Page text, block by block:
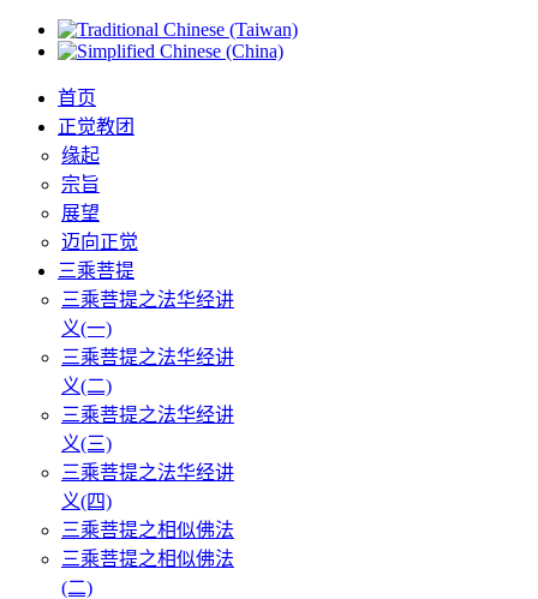
首页
正觉教团
缘起
宗旨
展望
迈向正觉
三乘菩提
三乘菩提之法华经讲
义(一)
三乘菩提之法华经讲
义(二)
三乘菩提之法华经讲
义(三)
三乘菩提之法华经讲
义(四)
三乘菩提之相似佛法
三乘菩提之相似佛法
(二)